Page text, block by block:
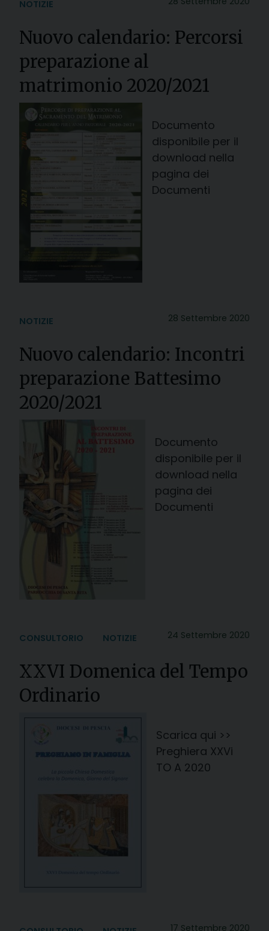
NOTIZIE
Nuovo calendario: Percorsi
preparazione al
matrimonio 2020/2021
Documento
disponibile per il
download nella
pagina dei
Documenti
28 Settembre 2020
NOTIZIE
Nuovo calendario: Incontri
preparazione Battesimo
2020/2021
Documento
disponibile per il
download nella
pagina dei
Documenti
24 Settembre 2020
CONSULTORIO NOTIZIE
XXVI Domenica del Tempo
Ordinario
Scarica qui >>
Preghiera XXVi
TO A 2020
17 Settembre 2020